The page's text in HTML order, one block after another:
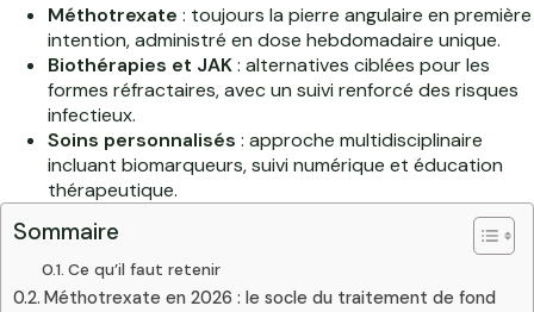
Méthotrexate : toujours la pierre angulaire en première
intention, administré en dose hebdomadaire unique.
Biothérapies et JAK: alternatives ciblées pour les
formes réfractaires, avec un suivi renforcé des risques
infectieux.
Soins personnalisés : approche multidisciplinaire
incluant biomarqueurs, suivi numérique et éducation
thérapeutique.
Sommaire
Ce qu’il faut retenir
Méthotrexate en 2026 : le socle du traitement de fond